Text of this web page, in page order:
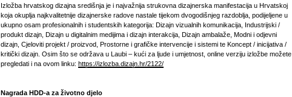
Izložba hrvatskog dizajna središnja je i najvažnija strukovna dizajnerska manifestacija u Hrvatskoj
koja okuplja najkvalitetnije dizajnerske radove nastale tijekom dvogodišnjeg razdoblja, podijeljene u
ukupno osam profesionalnih i studentskih kategorija: Dizajn vizualnih komunikacija, Industrijski /
produkt dizajn, Dizajn u digitalnim medijima i dizajn interakcija, Dizajn ambalaže, Modni i odjevni
dizajn, Cjeloviti projekt / proizvod, Prostorne i grafičke intervencije i sistemi te Koncept / inicijativa /
kritički dizajn. Osim što se održava u Laubi – kući za ljude i umjetnost, online verziju izložbe možete
pregledati i na ovom linku: https://izlozba.dizajn.hr/2122/
Nagrada HDD-a za životno djelo